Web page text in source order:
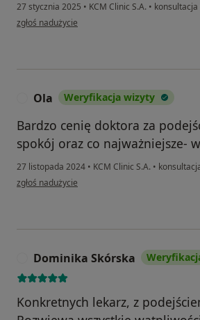
27 stycznia 2025 • KCM Clinic S.A. •
w opinii użytkownika Kinga
zgłoś nadużycie
Ola Weryfikacja wizyty
Bardzo cenię doktora za
spokój oraz co najważniejsze-
27 listopada 2024 • KCM Clinic S.A. •
w opinii użytkownika Ola
zgłoś nadużycie
Dominika Skórska
Konkretnych lekarz, z